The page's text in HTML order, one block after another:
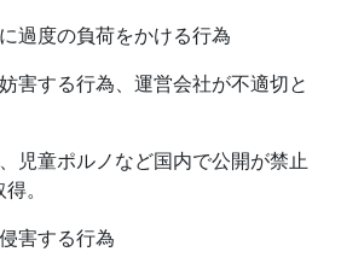
過度の負荷をかける行為
害する行為、運営会社が不適切と
児童ポルノなど国内で公開が禁止
。
害する行為